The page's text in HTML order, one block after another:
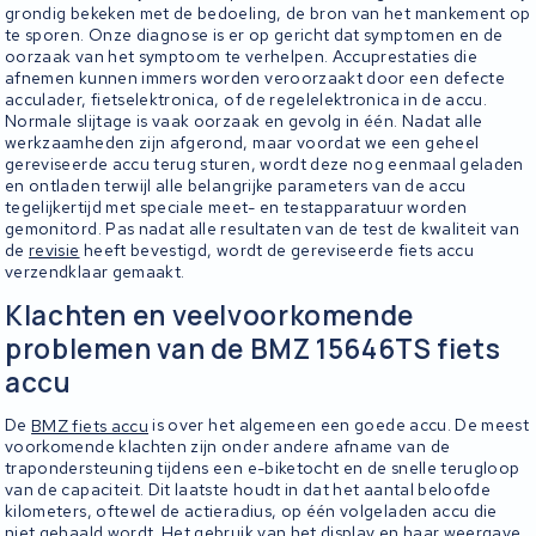
grondig bekeken met de bedoeling, de bron van het mankement op
te sporen. Onze diagnose is er op gericht dat symptomen en de
oorzaak van het symptoom te verhelpen. Accuprestaties die
afnemen kunnen immers worden veroorzaakt door een defecte
acculader, fietselektronica, of de regelelektronica in de accu.
Normale slijtage is vaak oorzaak en gevolg in één. Nadat alle
werkzaamheden zijn afgerond, maar voordat we een geheel
gereviseerde accu terug sturen, wordt deze nog eenmaal geladen
en ontladen terwijl alle belangrijke parameters van de accu
tegelijkertijd met speciale meet- en testapparatuur worden
gemonitord. Pas nadat alle resultaten van de test de kwaliteit van
derevisie heeft bevestigd, wordt de gereviseerde fiets accu
verzendklaar gemaakt.
Klachten en veelvoorkomende
problemen van de BMZ 15646TS fiets
accu
DeBMZ fiets accu is over het algemeen een goede accu. De meest
voorkomende klachten zijn onder andere afname van de
trapondersteuning tijdens een e-biketocht en de snelle terugloop
van de capaciteit. Dit laatste houdt in dat het aantal beloofde
kilometers, oftewel de actieradius, op één volgeladen accu die